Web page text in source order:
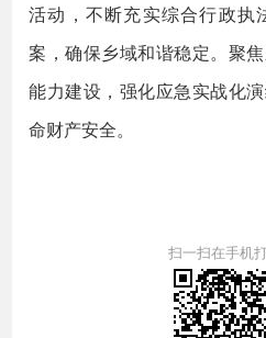
活动，不断充实综合行政执
案，确保乡域和谐稳定。聚
能力建设，强化应急实战化
命财产安全。
扫一扫在手机